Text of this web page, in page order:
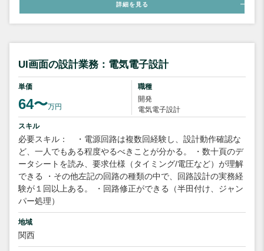
詳細を見る
UI画面の設計業務：電気電子設計
単価
64〜万円
職種
開発
電気電子設計
スキル
必要スキル： ・電源回路は複数回経験し、設計動作確認な
ど、一人でもある程度やるべきことが分かる。 ・数十頁のデ
ータシートを読み、要求仕様（タイミング/電圧など）が理解
できる ・その他左記の回路の種類の中で、回路設計の実務経
験が１回以上ある。 ・回路修正ができる（半田付け、ジャン
パー処理）
地域
関西